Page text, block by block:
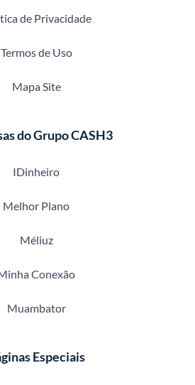
de Privacidade
Termos de Uso
Mapa Site
do Grupo CASH3
IDinheiro
Melhor Plano
Méliuz
Conexão
Muambator
Especiais